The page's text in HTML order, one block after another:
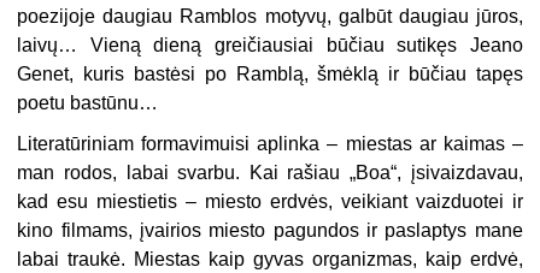
poezijoje daugiau Ramblos motyvų, galbūt daugiau jūros,
laivų… Vieną dieną greičiausiai būčiau sutikęs Jeano
Genet, kuris bastėsi po Ramblą, šmėklą ir būčiau tapęs
poetu bastūnu…
Literatūriniam formavimuisi aplinka – miestas ar kaimas –
man rodos, labai svarbu. Kai rašiau „Boa“, įsivaizdavau,
kad esu miestietis – miesto erdvės, veikiant vaizduotei ir
kino filmams, įvairios miesto pagundos ir paslaptys mane
labai traukė. Miestas kaip gyvas organizmas, kaip erdvė,